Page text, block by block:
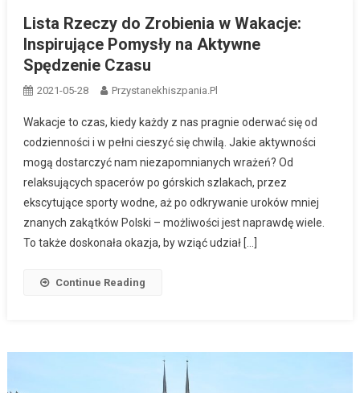
Lista Rzeczy do Zrobienia w Wakacje:
Inspirujące Pomysły na Aktywne
Spędzenie Czasu
2021-05-28 Przystanekhiszpania.pl
Wakacje to czas, kiedy każdy z nas pragnie oderwać się od
codzienności i w pełni cieszyć się chwilą. Jakie aktywności
mogą dostarczyć nam niezapomnianych wrażeń? Od
relaksujących spacerów po górskich szlakach, przez
ekscytujące sporty wodne, aż po odkrywanie uroków mniej
znanych zakątków Polski – możliwości jest naprawdę wiele.
To także doskonała okazja, by wziąć udział […]
Continue Reading